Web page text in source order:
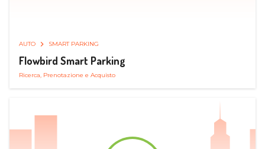
AUTO SMART PARKING
Flowbird Smart Parking
Ricerca, Prenotazione e Acquisto